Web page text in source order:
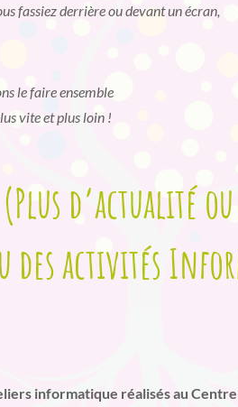
fassiez derrière ou devant un écran,
le faire ensemble
vite et plus loin !
(Plus d’actualité
des activités
informatique réalisés au Centre